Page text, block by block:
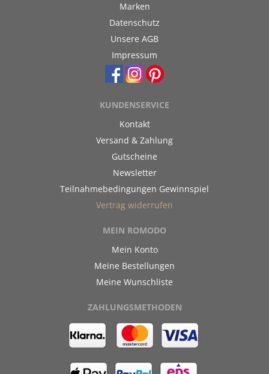
Marken
Datenschutz
Unsere AGB
Impressum
KUNDENSERVICE
Kontakt
Versand & Zahlung
Gutscheine
Newsletter
Teilnahmebedingungen Gewinnspiel
Vertrag widerrufen
MEIN ROMODO
Mein Konto
Meine Bestellungen
Meine Wunschliste
ZAHLUNGSMETHODEN